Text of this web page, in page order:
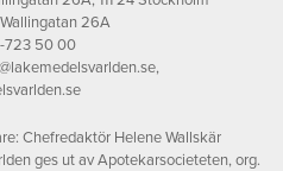
26A
723 50 00
,
Chefredaktör Helene Wallskär
ges ut av Apotekarsocieteten, org.